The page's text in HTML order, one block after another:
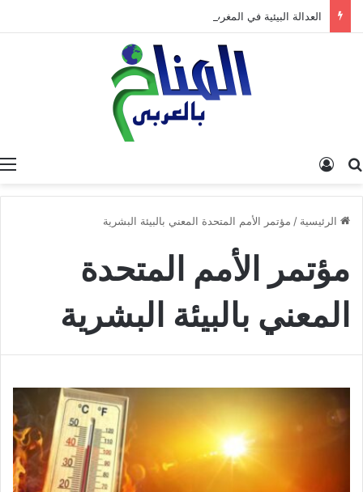
البحث عن
الرئيسية / مؤتمر الأمم المتحدة المعني بالبيئة البشرية
مؤتمر الأمم المتحدة
المعني بالبيئة البشرية